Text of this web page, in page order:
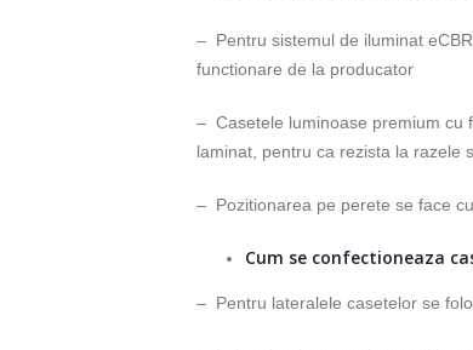
– Pentru sistemul de iluminat
functionare de la producator
– Casetele luminoase premium cu
laminat, pentru ca rezista la razele
– Pozitionarea pe perete se face
Cum se confectioneaza
– Pentru lateralele casetelor se